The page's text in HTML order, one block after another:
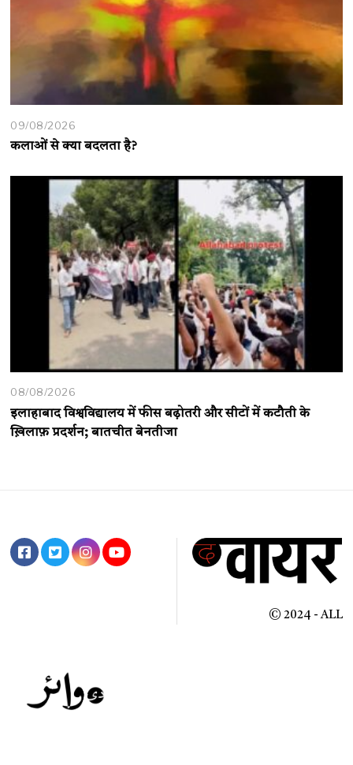
09/08/2026
कलाओं से क्या बदलता है?
08/08/2026
इलाहाबाद विश्वविद्यालय में फीस बढ़ोतरी और सीटों में कटौती के
ख़िलाफ़ प्रदर्शन; बातचीत बेनतीजा
© 2024 - ALL